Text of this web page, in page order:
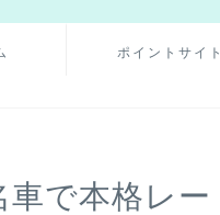
ポイントサイト
で本格レー